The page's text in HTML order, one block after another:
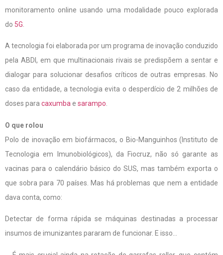
monitoramento online usando uma modalidade pouco explorada
do 5G
A tecnologia foi elaborada por um programa de inovação conduzido
pela ABDI, em que multinacionais rivais se predispõem a sentar e
dialogar para solucionar desafios críticos de outras empresas. No
caso da entidade, a tecnologia evita o desperdício de 2 milhões de
doses para caxumbae sarampo.
O que rolou
Polo de inovação em biofármacos, o Bio-Manguinhos (Instituto de
Tecnologia em Imunobiológicos), da Fiocruz, não só garante as
vacinas para o calendário básico do SUS, mas também exporta o
que sobra para 70 países. Mas há problemas que nem a entidade
dava conta, como:
Detectar de forma rápida se máquinas destinadas a processar
insumos de imunizantes pararam de funcionar. E isso…